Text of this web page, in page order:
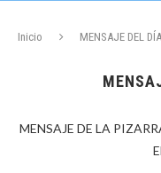
Inicio MENSAJE DEL
MENSAJE DE LA